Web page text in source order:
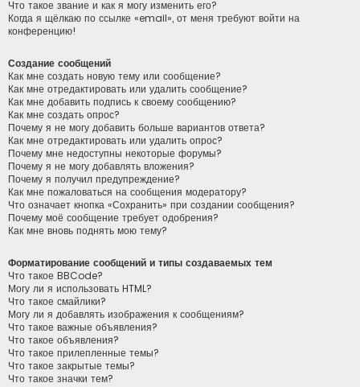
Что такое звание и как я могу изменить его?
Когда я щёлкаю по ссылке «email», от меня требуют войти на
конференцию!
Создание сообщений
Как мне создать новую тему или сообщение?
Как мне отредактировать или удалить сообщение?
Как мне добавить подпись к своему сообщению?
Как мне создать опрос?
Почему я не могу добавить больше вариантов ответа?
Как мне отредактировать или удалить опрос?
Почему мне недоступны некоторые форумы?
Почему я не могу добавлять вложения?
Почему я получил предупреждение?
Как мне пожаловаться на сообщения модератору?
Что означает кнопка «Сохранить» при создании сообщения?
Почему моё сообщение требует одобрения?
Как мне вновь поднять мою тему?
Форматирование сообщений и типы создаваемых тем
Что такое BBCode?
Могу ли я использовать HTML?
Что такое смайлики?
Могу ли я добавлять изображения к сообщениям?
Что такое важные объявления?
Что такое объявления?
Что такое прилепленные темы?
Что такое закрытые темы?
Что такое значки тем?